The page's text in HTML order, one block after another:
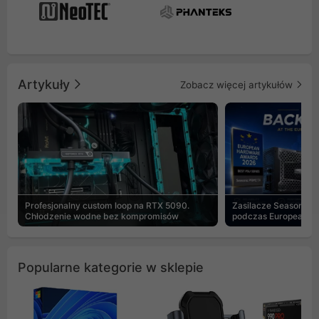
Artykuły Zobacz więcej artykułów
Profesjonalny custom loop na RTX 5090.
Chłodzenie wodne bez kompromisów
Zasilacze Seasonic
podczas European
Popularne kategorie w sklepie